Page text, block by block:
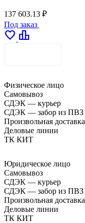
137 603.13 ₽
Под заказ
favorite leaderboard
Физическое лицо
Самовывоз
СДЭК — курьер
СДЭК — забор из ПВЗ
Произвольная доставка
Деловые линии
ТК КИТ
Юридическое лицо
Самовывоз
СДЭК — курьер
СДЭК — забор из ПВЗ
Произвольная доставка
Деловые линии
ТК КИТ